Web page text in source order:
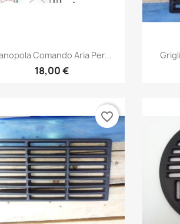
Anteprima
Comando Aria Per...
18,00 €
favorite_border